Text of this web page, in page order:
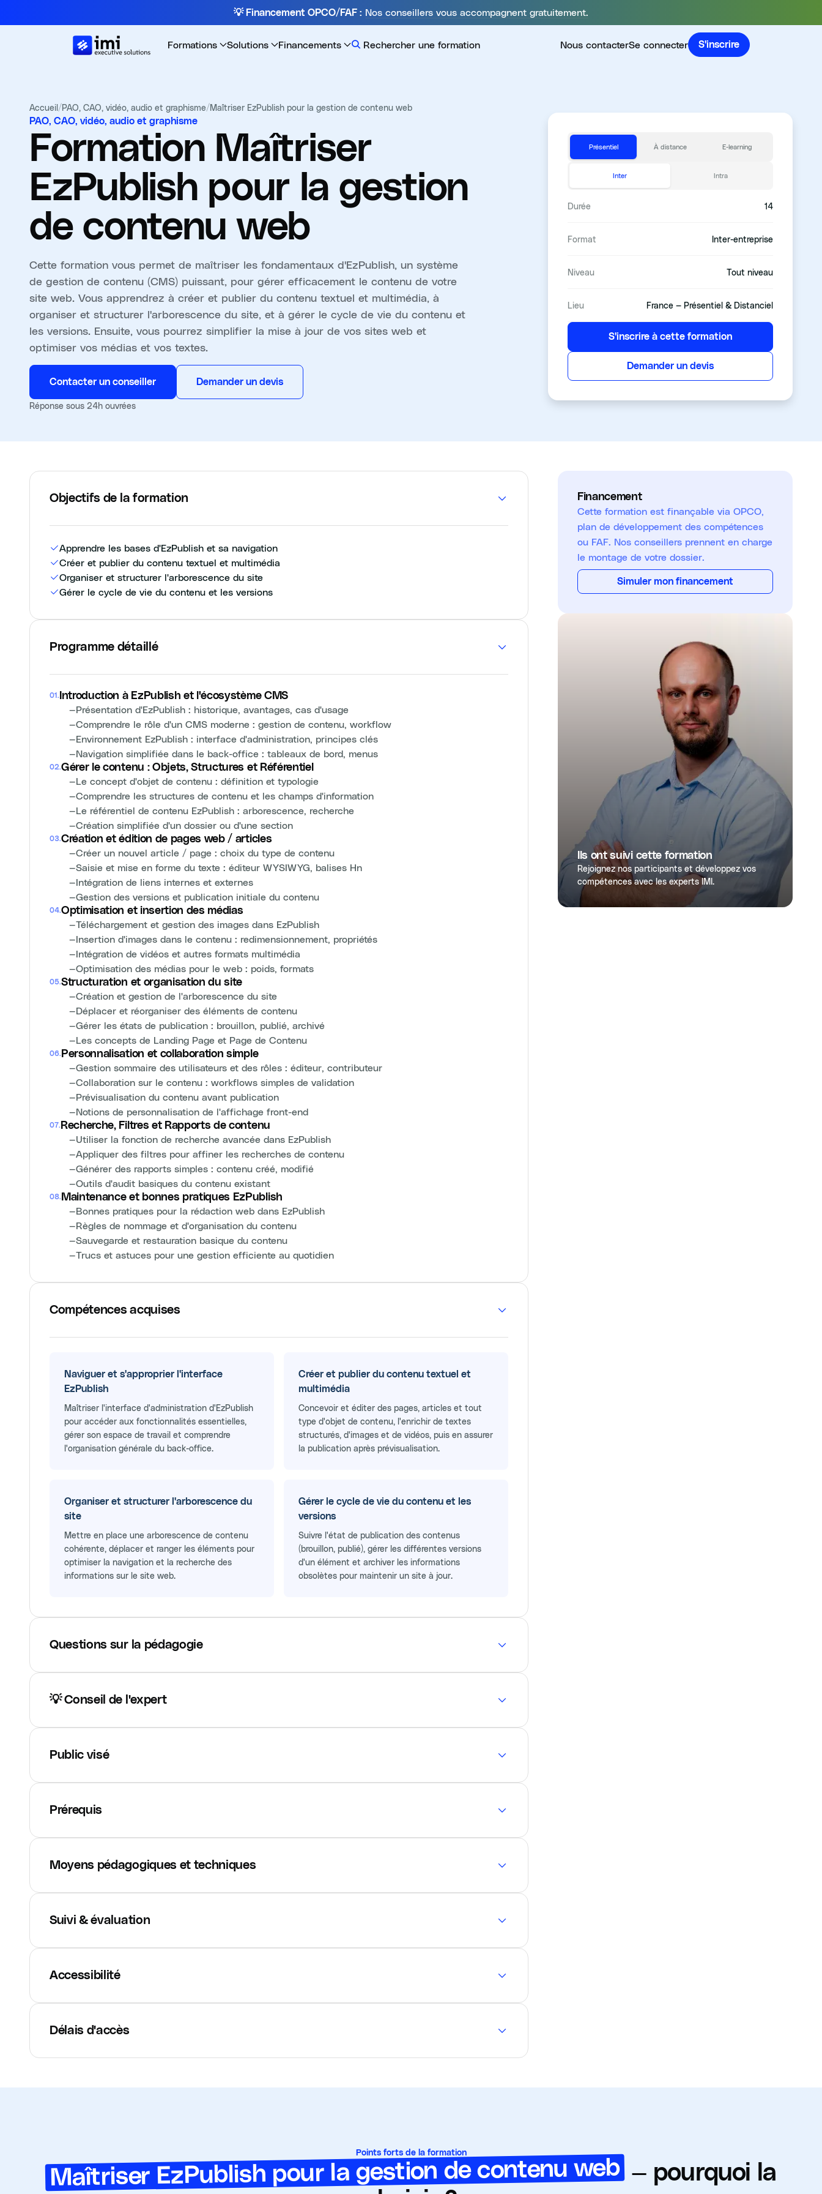
💡 Financement OPCO/FAF : Nos conseillers vous accompagnent gratuitement.
Formations Solutions Financements Rechercher une formation Nous contacterSe connecter S'inscrire
Accueil/PAO, CAO, vidéo, audio et graphisme/Maîtriser EzPublish pour la gestion de contenu web
PAO, CAO, vidéo, audio et graphisme
Formation Maîtriser
EzPublish pour la gestion
de contenu web
Cette formation vous permet de maîtriser les fondamentaux d'EzPublish, un système
de gestion de contenu (CMS) puissant, pour gérer efficacement le contenu de votre
site web. Vous apprendrez à créer et publier du contenu textuel et multimédia, à
organiser et structurer l'arborescence du site, et à gérer le cycle de vie du contenu et
les versions. Ensuite, vous pourrez simplifier la mise à jour de vos sites web et
optimiser vos médias et vos textes.
Contacter un conseiller Demander un devis
Réponse sous 24h ouvrées
Présentiel À distance E-learning
Inter Intra
Durée 14
Format Inter-entreprise
Niveau Tout niveau
Lieu France — Présentiel & Distanciel
S'inscrire à cette formation
Demander un devis
Objectifs de la formation
Apprendre les bases d'EzPublish et sa navigation
Créer et publier du contenu textuel et multimédia
Organiser et structurer l'arborescence du site
Gérer le cycle de vie du contenu et les versions
Programme détaillé
01 . Introduction à EzPublish et l'écosystème CMS
—Présentation d'EzPublish : historique, avantages, cas d'usage
—Comprendre le rôle d'un CMS moderne : gestion de contenu, workflow
—Environnement EzPublish : interface d'administration, principes clés
—Navigation simplifiée dans le back-office : tableaux de bord, menus
02.Gérer le contenu : Objets, Structures et Référentiel
—Le concept d'objet de contenu : définition et typologie
—Comprendre les structures de contenu et les champs d'information
—Le référentiel de contenu EzPublish : arborescence, recherche
—Création simplifiée d'un dossier ou d'une section
03.Création et édition de pages web / articles
—Créer un nouvel article / page : choix du type de contenu
—Saisie et mise en forme du texte : éditeur WYSIWYG, balises Hn
—Intégration de liens internes et externes
—Gestion des versions et publication initiale du contenu
04.Optimisation et insertion des médias
—Téléchargement et gestion des images dans EzPublish
—Insertion d'images dans le contenu : redimensionnement, propriétés
—Intégration de vidéos et autres formats multimédia
—Optimisation des médias pour le web : poids, formats
05.Structuration et organisation du site
—Création et gestion de l'arborescence du site
—Déplacer et réorganiser des éléments de contenu
—Gérer les états de publication : brouillon, publié, archivé
—Les concepts de Landing Page et Page de Contenu
06. Personnalisation et collaboration simple
—Gestion sommaire des utilisateurs et des rôles : éditeur, contributeur
—Collaboration sur le contenu : workflows simples de validation
—Prévisualisation du contenu avant publication
—Notions de personnalisation de l'affichage front-end
07. Recherche, Filtres et Rapports de contenu
—Utiliser la fonction de recherche avancée dans EzPublish
—Appliquer des filtres pour affiner les recherches de contenu
—Générer des rapports simples : contenu créé, modifié
—Outils d'audit basiques du contenu existant
08. Maintenance et bonnes pratiques EzPublish
—Bonnes pratiques pour la rédaction web dans EzPublish
—Règles de nommage et d'organisation du contenu
—Sauvegarde et restauration basique du contenu
—Trucs et astuces pour une gestion efficiente au quotidien
Compétences acquises
Naviguer et s'approprier l'interface
EzPublish
Maîtriser l'interface d'administration d'EzPublish
pour accéder aux fonctionnalités essentielles,
gérer son espace de travail et comprendre
l'organisation générale du back-office.
Créer et publier du contenu textuel et
multimédia
Concevoir et éditer des pages, articles et tout
type d'objet de contenu, l'enrichir de textes
structurés, d'images et de vidéos, puis en assurer
la publication après prévisualisation.
Organiser et structurer l'arborescence du
site
Mettre en place une arborescence de contenu
cohérente, déplacer et ranger les éléments pour
optimiser la navigation et la recherche des
informations sur le site web.
Gérer le cycle de vie du contenu et les
versions
Suivre l'état de publication des contenus
(brouillon, publié), gérer les différentes versions
d'un élément et archiver les informations
obsolètes pour maintenir un site à jour.
Questions sur la pédagogie
💡 Conseil de l'expert
Public visé
Prérequis
Moyens pédagogiques et techniques
Suivi & évaluation
Accessibilité
Délais d'accès
Financement
Cette formation est finançable via OPCO,
plan de développement des compétences
ou FAF. Nos conseillers prennent en charge
le montage de votre dossier.
Simuler mon financement
Ils ont suivi cette formation
Rejoignez nos participants et développez vos
compétences avec les experts IMI.
Points forts de la formation
Maîtriser EzPublish pour la gestion de contenu web — pourquoi la